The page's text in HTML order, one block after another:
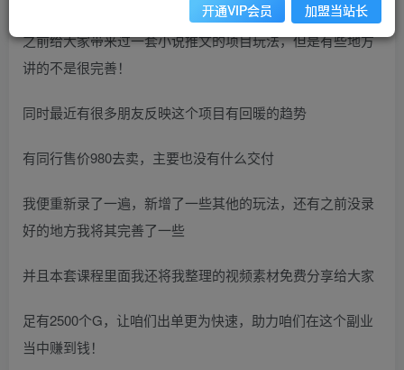
之前给大家带来过一套小说推文的项目玩法，但是有些地方
讲的不是很完善！
同时最近有很多朋友反映这个项目有回暖的趋势
有同行售价980去卖，主要也没有什么交付
我便重新录了一遍，新增了一些其他的玩法，还有之前没录
好的地方我将其完善了一些
并且本套课程里面我还将我整理的视频素材免费分享给大家
足有2500个G，让咱们出单更为快速，助力咱们在这个副业
当中赚到钱！
开通VIP会员 加盟当站长